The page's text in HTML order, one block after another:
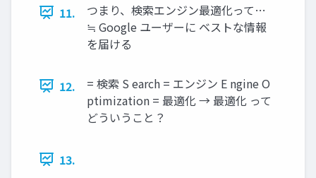
11.
つまり、検索エンジン最適化って…
≒ Google ユーザーに ベストな情報
を届ける
12.
= 検索 S earch = エンジン E ngine O
ptimization = 最適化 → 最適化 って
どういうこと？
13.